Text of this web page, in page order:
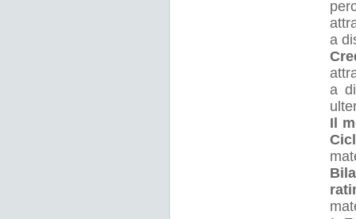
a
a
Il